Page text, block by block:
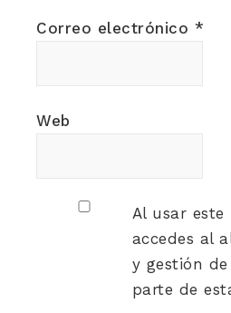
Correo electrónico *
Web
Al usar
accedes al
y gestión
parte de